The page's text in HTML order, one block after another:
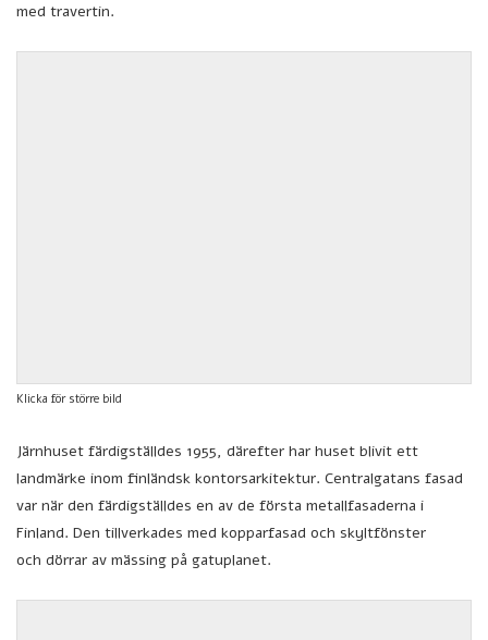
med travertin.
Klicka för större bild
Järnhuset färdigställdes 1955, därefter har huset blivit ett
landmärke inom finländsk kontorsarkitektur. Centralgatans fasad
var när den färdigställdes en av de första metallfasaderna i
Finland. Den tillverkades med kopparfasad och skyltfönster
och dörrar av mässing på gatuplanet.